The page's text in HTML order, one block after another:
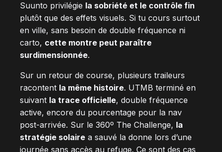
Suunto privilégie la sobriété et le contrôle fin
plutôt que des effets visuels. Si tu cours surtout
en ville, sans besoin de double fréquence ni
carto, cette montre peut paraître
surdimensionnée.
Sur un retour de course, plusieurs traileurs
racontent la même histoire. UTMB terminé en
suivant la trace officielle, double fréquence
active, encore du pourcentage pour la nav
post-arrivée. Sur le 360º The Challenge, la
stratégie solaire a sauvé la donne lors d’une
journée sans accès au refuge. Ce sont des cas